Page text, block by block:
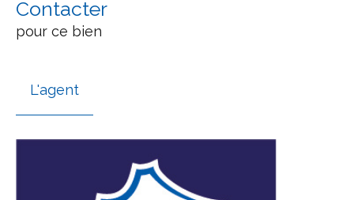
Contacter
pour ce bien
L'agent